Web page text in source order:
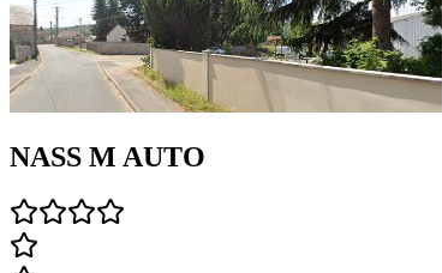
NASS M AUTO